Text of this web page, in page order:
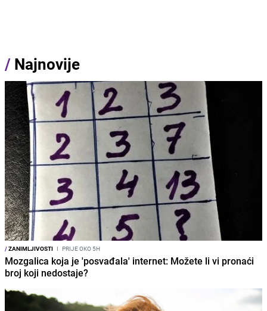
/ Najnovije
/ZANIMLJIVOSTI I PRIJE OKO 5H
Mozgalica koja je 'posvađala' internet: Možete li vi pronaći
broj koji nedostaje?